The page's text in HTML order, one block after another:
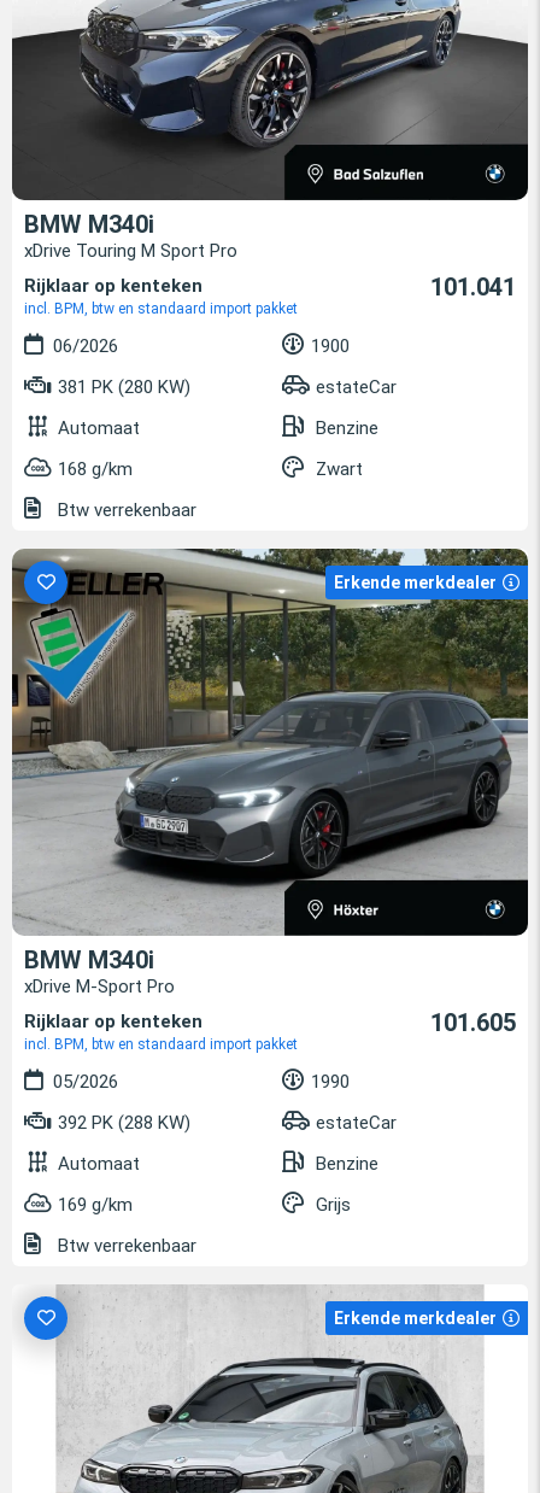
BMW M340i
xDrive Touring M Sport Pro
Rijklaar op kenteken
incl. BPM, btw en standaard import pakket
101.041
06/2026
1900
381 PK (280 KW)
estateCar
Automaat
Benzine
168 g/km
Zwart
Btw verrekenbaar
Erkende merkdealer
BMW M340i
xDrive M-Sport Pro
Rijklaar op kenteken
incl. BPM, btw en standaard import pakket
101.605
05/2026
1990
392 PK (288 KW)
estateCar
Automaat
Benzine
169 g/km
Grijs
Btw verrekenbaar
Erkende merkdealer